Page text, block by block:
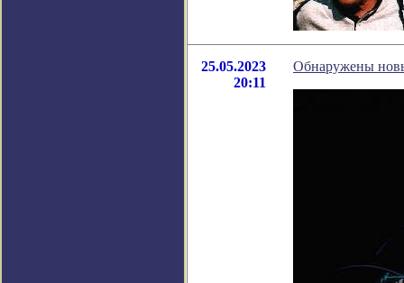
25.05.2023
20:11
Обнаружены